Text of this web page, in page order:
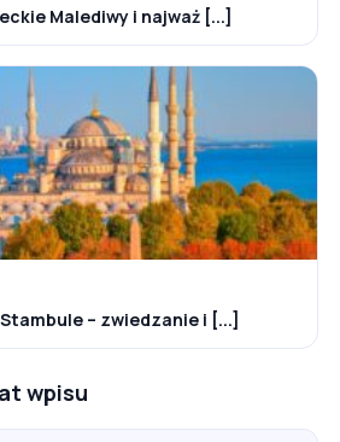
Malediwy i najważ [...]
– zwiedzanie i [...]
wpisu